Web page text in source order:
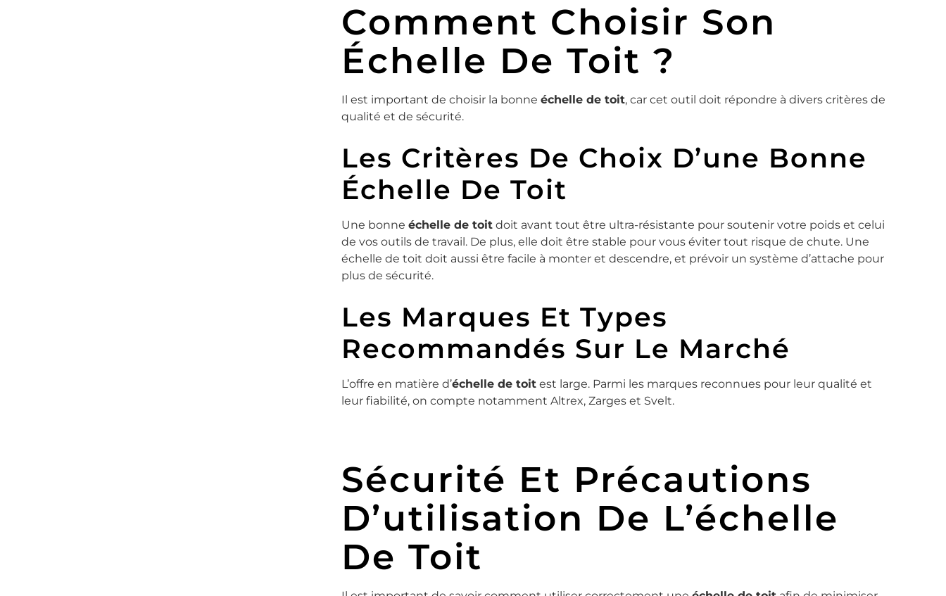
Comment Choisir Son
Échelle De Toit ?
Il est important de choisir la bonne échelle de toit, car cet outil doit répondre à divers critères de
qualité et de sécurité.
Les Critères De Choix D’une Bonne
Échelle De Toit
Une bonne échelle de toit doit avant tout être ultra-résistante pour soutenir votre poids et celui
de vos outils de travail. De plus, elle doit être stable pour vous éviter tout risque de chute. Une
échelle de toit doit aussi être facile à monter et descendre, et prévoir un système d’attache pour
plus de sécurité.
Les Marques Et Types
Recommandés Sur Le Marché
L’offre en matière d’échelle de toit est large. Parmi les marques reconnues pour leur qualité et
leur fiabilité, on compte notamment Altrex, Zarges et Svelt.
Sécurité Et Précautions
D’utilisation De L’échelle
De Toit